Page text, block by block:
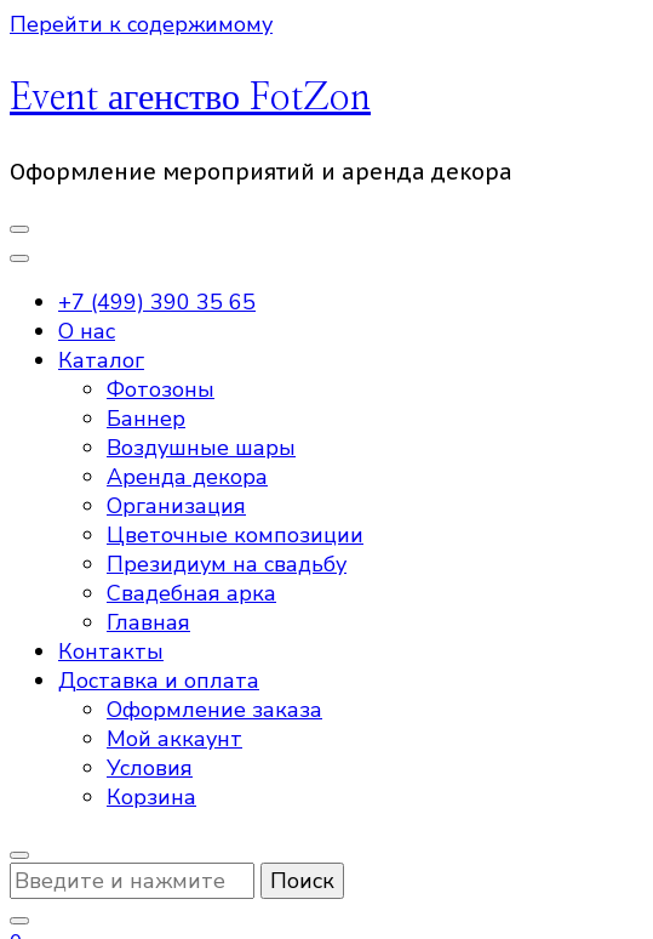
Перейти к содержимому
Event агенство FotZon
Оформление мероприятий и аренда декора
+7 (499) 390 35 65
О нас
Каталог
Фотозоны
Баннер
Воздушные шары
Аренда декора
Организация
Цветочные композиции
Президиум на свадьбу
Свадебная арка
Главная
Контакты
Доставка и оплата
Оформление заказа
Мой аккаунт
Условия
Корзина
Ищите
что-